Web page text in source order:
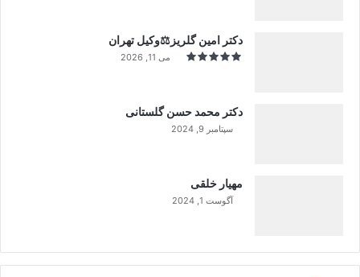
دکتر امین گلریز⚖️وکیل تهران
می 11, 2026
دکتر محمد حسن گلستانی
سپتامبر 9, 2024
مهیار خلقی
آگوست 1, 2024